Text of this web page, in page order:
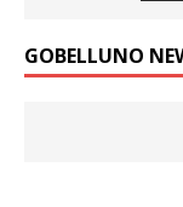
GOBELLUNO